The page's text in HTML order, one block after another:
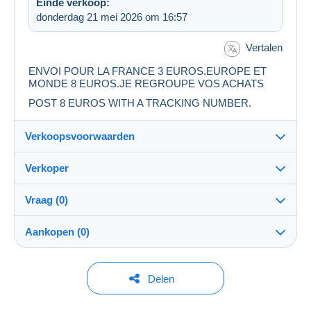
Einde verkoop:
donderdag 21 mei 2026 om 16:57
Vertalen
ENVOI POUR LA FRANCE 3 EUROS.EUROPE ET
MONDE 8 EUROS.JE REGROUPE VOS ACHATS
POST 8 EUROS WITH A TRACKING NUMBER.
Verkoopsvoorwaarden
Details van de verkoopvoorwaarden
Verzending na betaling binnen 14 dagen
Verzendkosten:
Verkoper
stephane9299100%(5956x)
Winkel
Lid sedert:
Vraag (0)
Om een vraag te stellen moet u een sessie
Aankopen (0)
Laatste actualisering: 06:15:40
Delen